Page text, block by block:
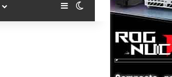
Barra lateral
Switch skin